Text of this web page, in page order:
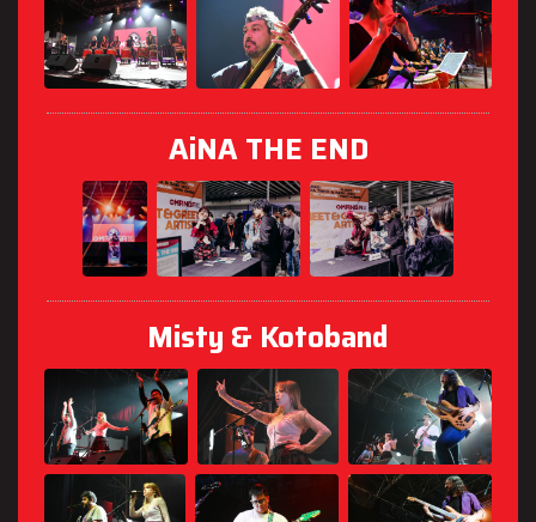
AiNA THE END
Misty & Kotoband